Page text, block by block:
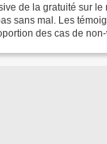
de la gratuité sur
sans mal. Les
des cas de